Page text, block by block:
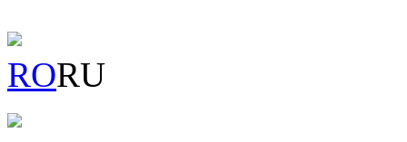
RORU